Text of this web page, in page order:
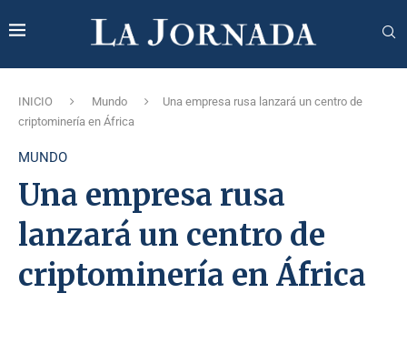
INICIO Mundo
Una empresa rusa lanzará un centro de
criptominería en África
MUNDO
Una empresa rusa
lanzará un centro de
criptominería en África